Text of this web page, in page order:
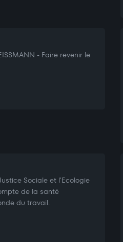
- Faire revenir le
Sociale et l'Ecologie
de la santé
du travail.